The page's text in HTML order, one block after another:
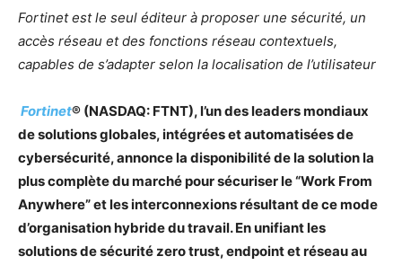
Fortinet est le seul éditeur à proposer une sécurité, un
accès réseau et des fonctions réseau contextuels,
capables de s’adapter selon la localisation de l’utilisateur
Fortinet® (NASDAQ: FTNT), l’un des leaders mondiaux
de solutions globales, intégrées et automatisées de
cybersécurité, annonce la disponibilité de la solution la
plus complète du marché pour sécuriser le “Work From
Anywhere” et les interconnexions résultant de ce mode
d’organisation hybride du travail. En unifiant les
solutions de sécurité zero trust, endpoint et réseau au